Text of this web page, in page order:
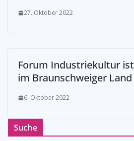
27. Oktober 2022
Forum Industriekultur
im Braunschweiger Land
6. Oktober 2022
Suche